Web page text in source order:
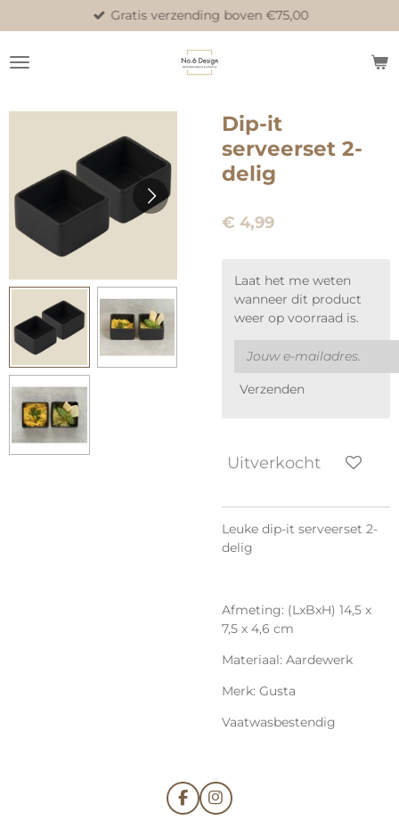
direct
naar
de
Gratis verzending boven €75,00
Dip-it
serveerset 2-
delig
€ 4,99
Laat het me weten
wanneer dit product
weer op voorraad is.
Verzenden
Uitverkocht
Leuke dip-it serveerset 2-
delig
Afmeting: (LxBxH) 14,5 x
7,5 x 4,6 cm
Materiaal: Aardewerk
Merk: Gusta
Vaatwasbestendig
F
a
I
n